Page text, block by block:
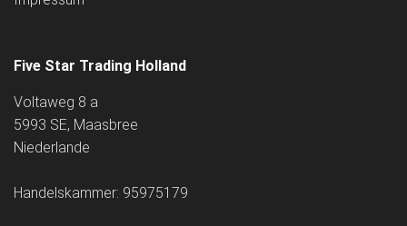
Five Star Trading Holland
Voltaweg 8 a
5993 SE, Maasbree
Niederlande
Handelskammer: 95975179